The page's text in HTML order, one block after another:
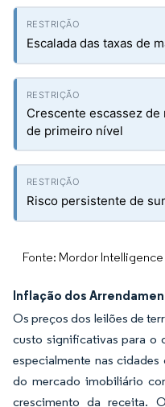
Escalada das taxas de
Crescente escassez de
de primeiro nível
Risco persistente de
Fonte: Mordor Intelligence
Inflação dos
Os preços dos leilões de
custo significativas para o
especialmente nas
do mercado imobiliário
crescimento da receita.